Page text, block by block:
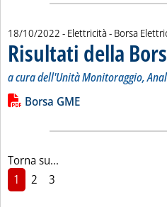
18/10/2022 - Elettricità - Borsa
Risultati della
a cura dell'Unità Monitoraggio,
Leggi tutta la notizia: 'Risultati
Lista allegati PDF alla
Borsa GME
Torna su...
1
2 3